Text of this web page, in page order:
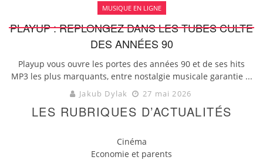
MUSIQUE EN LIGNE
PLAYUP : REPLONGEZ DANS LES TUBES CULTE
DES ANNÉES 90
Playup vous ouvre les portes des années 90 et de ses hits
MP3 les plus marquants, entre nostalgie musicale garantie ...
Jakub Dylak 27 mai 2026
LES RUBRIQUES D’ACTUALITÉS
Cinéma
Economie et parents